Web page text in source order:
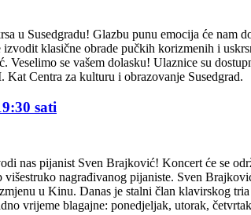
u Susedgradu! Glazbu punu emocija će
klasične obrade pučkih korizmenih i
se vašem dolasku! Ulaznice su
Centra za kulturu i obrazovanje Susedgrad.
sati
nas pijanist Sven Brajković! Koncert će se
nagrađivanog pijaniste. Sven
u Kinu. Danas je stalni član klavirskog
vrijeme blagajne: ponedjeljak, utorak,